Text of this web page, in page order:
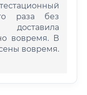
раза без
вовремя. В
вовремя.